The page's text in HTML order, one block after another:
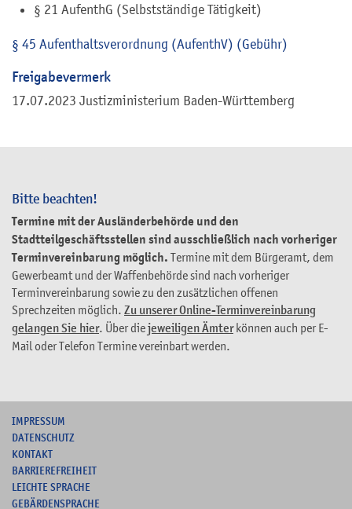
Bitte beachten!
Termine mit der Ausländerbehörde und den
Stadtteilgeschäftsstellen sind ausschließlich nach vorheriger
Terminvereinbarung möglich. Termine mit dem Bürgeramt, dem
Gewerbeamt und der Waffenbehörde sind nach vorheriger
Terminvereinbarung sowie zu den zusätzlichen offenen
Sprechzeiten möglich. Zu unserer Online-Terminvereinbarung
gelangen Sie hier. Über diejeweiligen Ämterkönnen auch per E-
Mail oder Telefon Termine vereinbart werden.
§ 21 AufenthG (Selbstständige Tätigkeit)
§ 45 Aufenthaltsverordnung (AufenthV) (Gebühr)
Freigabevermerk
17.07.2023 Justizministerium Baden-Württemberg
IMPRESSUM
DATENSCHUTZ
KONTAKT
BARRIEREFREIHEIT
LEICHTE SPRACHE
GEBÄRDENSPRACHE